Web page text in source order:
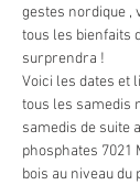
gestes nordique ,
tous les bienfaits
surprendra !
Voici les dates et
tous les samedis
samedis de suite
phosphates 7021
bois au niveau